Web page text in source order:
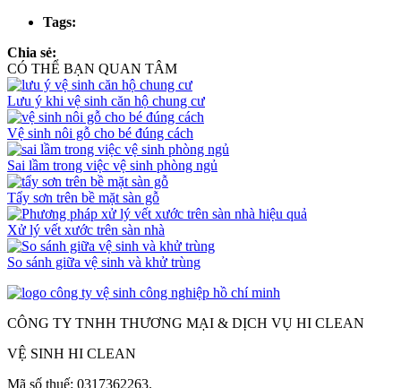
Tags:
Chia sẻ:
CÓ THỂ BẠN QUAN TÂM
Lưu ý khi vệ sinh căn hộ chung cư
Vệ sinh nôi gỗ cho bé đúng cách
Sai lầm trong việc vệ sinh phòng ngủ
Tẩy sơn trên bề mặt sàn gỗ
Xử lý vết xước trên sàn nhà
So sánh giữa vệ sinh và khử trùng
CÔNG TY TNHH THƯƠNG MẠI & DỊCH VỤ HI CLEAN
VỆ SINH HI CLEAN
Mã số thuế: 0317362263.